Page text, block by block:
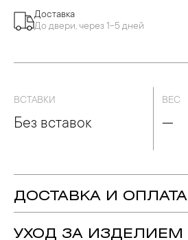
Доставка
До двери, через 1-5 дней
ВСТАВКИ
Без вставок
ВЕС
—
ДОСТАВКА И ОПЛАТА
УХОД ЗА ИЗДЕЛИЕМ